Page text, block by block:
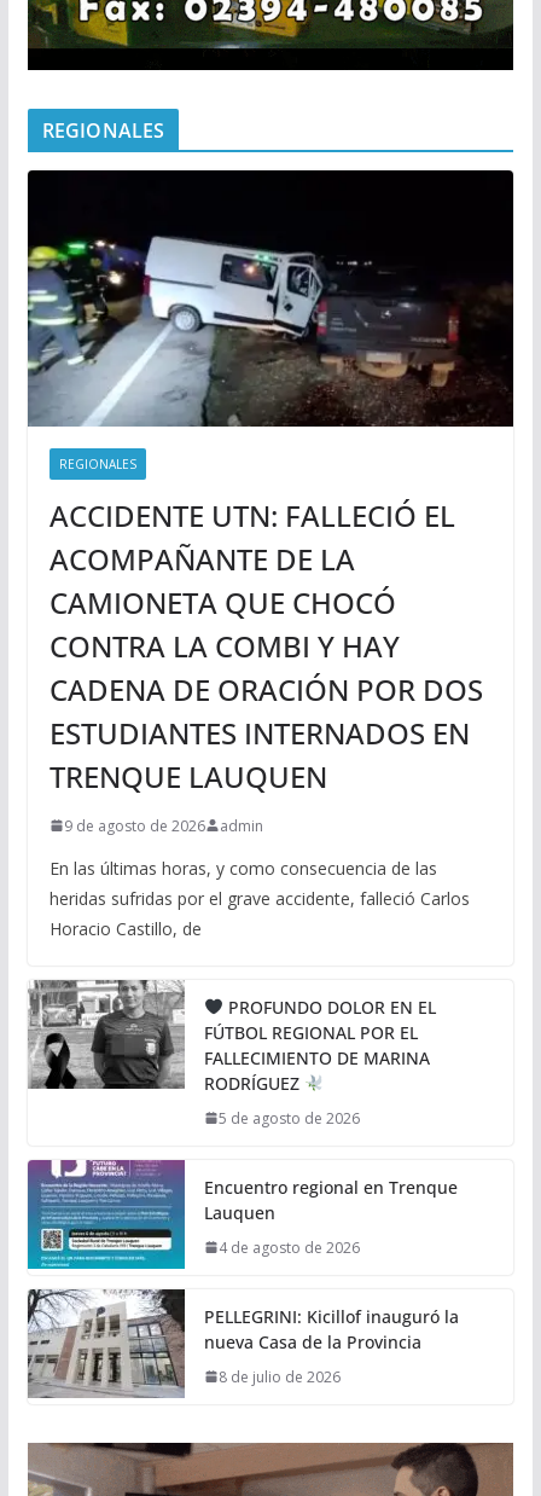
REGIONALES
REGIONALES
ACCIDENTE UTN: FALLECIÓ EL
ACOMPAÑANTE DE LA
CAMIONETA QUE CHOCÓ
CONTRA LA COMBI Y HAY
CADENA DE ORACIÓN POR DOS
ESTUDIANTES INTERNADOS EN
TRENQUE LAUQUEN
9 de agosto de 2026 admin
En las últimas horas, y como consecuencia de las
heridas sufridas por el grave accidente, falleció Carlos
Horacio Castillo, de
PROFUNDO DOLOR EN EL
FÚTBOL REGIONAL POR EL
FALLECIMIENTO DE MARINA
RODRÍGUEZ
5 de agosto de 2026
Encuentro regional en Trenque
Lauquen
4 de agosto de 2026
PELLEGRINI: Kicillof inauguró la
nueva Casa de la Provincia
8 de julio de 2026